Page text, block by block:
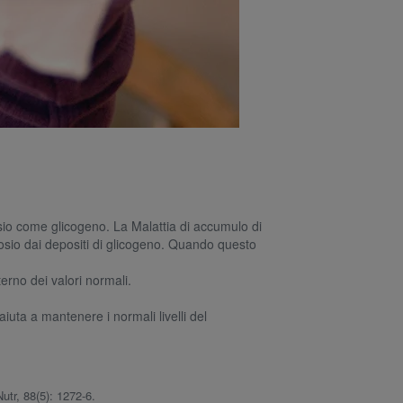
come glicogeno. La Malattia di accumulo di
dai depositi di glicogeno. Quando questo
dei valori normali.
a mantenere i normali livelli del
88(5): 1272-6.